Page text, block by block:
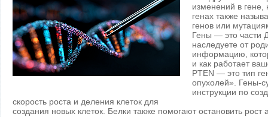
изменений в
генах также
генов или
Гены — это части
наследуете от
информацию,
и как работает
PTEN — это тип
опухолей». Гены-
инструкции по
скорость роста и деления клеток для
создания новых клеток. Белки также помогают остановить рост